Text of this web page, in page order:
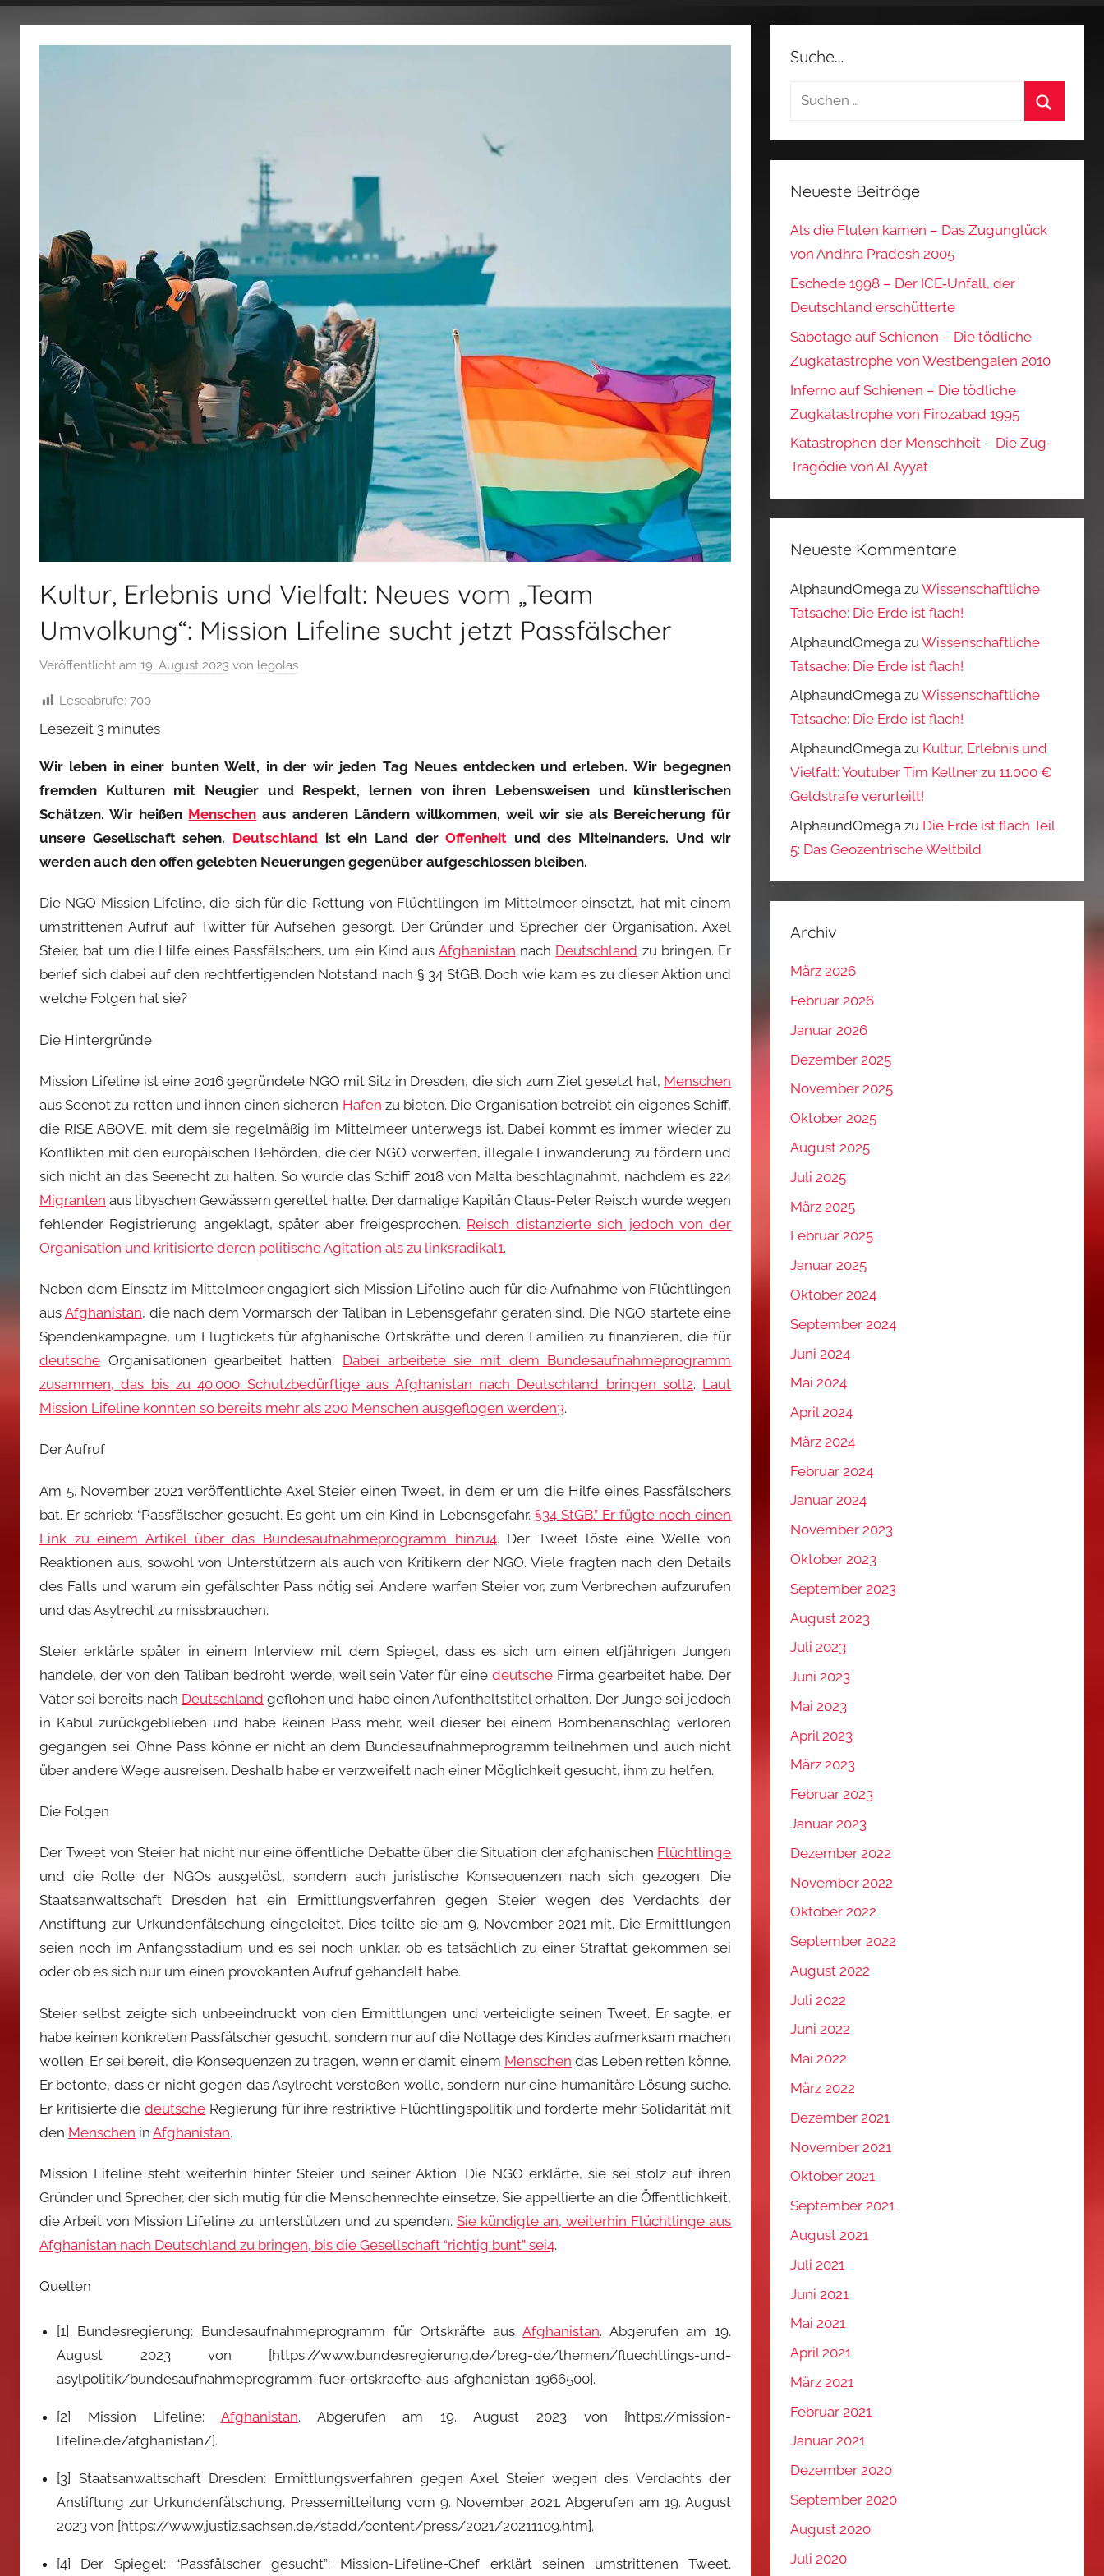
fertig…!
Kultur, Erlebnis und Vielfalt: Neues vom „Team
Umvolkung“: Mission Lifeline sucht jetzt Passfälscher
Veröffentlicht am 19. August 2023 von legolas
Leseabrufe: 700
Lesezeit 3 minutes
Wir leben in einer bunten Welt, in der wir jeden Tag Neues entdecken und erleben. Wir begegnen
fremden Kulturen mit Neugier und Respekt, lernen von ihren Lebensweisen und künstlerischen
Schätzen. Wir heißen Menschen aus anderen Ländern willkommen, weil wir sie als Bereicherung für
unsere Gesellschaft sehen. Deutschlandist ein Land derOffenheit und des Miteinanders. Und wir
werden auch den offen gelebten Neuerungen gegenüber aufgeschlossen bleiben.
Die NGO Mission Lifeline, die sich für die Rettung von Flüchtlingen im Mittelmeer einsetzt, hat mit einem
umstrittenen Aufruf auf Twitter für Aufsehen gesorgt. Der Gründer und Sprecher der Organisation, Axel
Steier, bat um die Hilfe eines Passfälschers, um ein Kind aus Afghanistan nach Deutschland zu bringen. Er
berief sich dabei auf den rechtfertigenden Notstand nach § 34 StGB. Doch wie kam es zu dieser Aktion und
welche Folgen hat sie?
Die Hintergründe
Mission Lifeline ist eine 2016 gegründete NGO mit Sitz in Dresden, die sich zum Ziel gesetzt hat, Menschen
aus Seenot zu retten und ihnen einen sicheren Hafen zu bieten. Die Organisation betreibt ein eigenes Schiff,
die RISE ABOVE, mit dem sie regelmäßig im Mittelmeer unterwegs ist. Dabei kommt es immer wieder zu
Konflikten mit den europäischen Behörden, die der NGO vorwerfen, illegale Einwanderung zu fördern und
sich nicht an das Seerecht zu halten. So wurde das Schiff 2018 von Malta beschlagnahmt, nachdem es 224
Migranten aus libyschen Gewässern gerettet hatte. Der damalige Kapitän Claus-Peter Reisch wurde wegen
fehlender Registrierung angeklagt, später aber freigesprochen. Reisch distanzierte sich jedoch von der
Organisation und kritisierte deren politische Agitation als zu linksradikal1.
Neben dem Einsatz im Mittelmeer engagiert sich Mission Lifeline auch für die Aufnahme von Flüchtlingen
aus Afghanistan, die nach dem Vormarsch der Taliban in Lebensgefahr geraten sind. Die NGO startete eine
Spendenkampagne, um Flugtickets für afghanische Ortskräfte und deren Familien zu finanzieren, die für
deutsche Organisationen gearbeitet hatten. Dabei arbeitete sie mit dem Bundesaufnahmeprogramm
zusammen, das bis zu 40.000 Schutzbedürftige aus Afghanistan nach Deutschland bringen soll2. Laut
Mission Lifeline konnten so bereits mehr als 200 Menschen ausgeflogen werden3.
Der Aufruf
Am 5. November 2021 veröffentlichte Axel Steier einen Tweet, in dem er um die Hilfe eines Passfälschers
bat. Er schrieb: “Passfälscher gesucht. Es geht um ein Kind in Lebensgefahr. §34 StGB.” Er fügte noch einen
Link zu einem Artikel über das Bundesaufnahmeprogramm hinzu4. Der Tweet löste eine Welle von
Reaktionen aus, sowohl von Unterstützern als auch von Kritikern der NGO. Viele fragten nach den Details
des Falls und warum ein gefälschter Pass nötig sei. Andere warfen Steier vor, zum Verbrechen aufzurufen
und das Asylrecht zu missbrauchen.
Steier erklärte später in einem Interview mit dem Spiegel, dass es sich um einen elfjährigen Jungen
handele, der von den Taliban bedroht werde, weil sein Vater für einedeutsche Firma gearbeitet habe. Der
Vater sei bereits nach Deutschland geflohen und habe einen Aufenthaltstitel erhalten. Der Junge sei jedoch
in Kabul zurückgeblieben und habe keinen Pass mehr, weil dieser bei einem Bombenanschlag verloren
gegangen sei. Ohne Pass könne er nicht an dem Bundesaufnahmeprogramm teilnehmen und auch nicht
über andere Wege ausreisen. Deshalb habe er verzweifelt nach einer Möglichkeit gesucht, ihm zu helfen.
Die Folgen
Der Tweet von Steier hat nicht nur eine öffentliche Debatte über die Situation der afghanischen Flüchtlinge
und die Rolle der NGOs ausgelöst, sondern auch juristische Konsequenzen nach sich gezogen. Die
Staatsanwaltschaft Dresden hat ein Ermittlungsverfahren gegen Steier wegen des Verdachts der
Anstiftung zur Urkundenfälschung eingeleitet. Dies teilte sie am 9. November 2021 mit. Die Ermittlungen
seien noch im Anfangsstadium und es sei noch unklar, ob es tatsächlich zu einer Straftat gekommen sei
oder ob es sich nur um einen provokanten Aufruf gehandelt habe.
Steier selbst zeigte sich unbeeindruckt von den Ermittlungen und verteidigte seinen Tweet. Er sagte, er
habe keinen konkreten Passfälscher gesucht, sondern nur auf die Notlage des Kindes aufmerksam machen
wollen. Er sei bereit, die Konsequenzen zu tragen, wenn er damit einem Menschen das Leben retten könne.
Er betonte, dass er nicht gegen das Asylrecht verstoßen wolle, sondern nur eine humanitäre Lösung suche.
Er kritisierte diedeutsche Regierung für ihre restriktive Flüchtlingspolitik und forderte mehr Solidarität mit
den Menschen in Afghanistan.
Mission Lifeline steht weiterhin hinter Steier und seiner Aktion. Die NGO erklärte, sie sei stolz auf ihren
Gründer und Sprecher, der sich mutig für die Menschenrechte einsetze. Sie appellierte an die Öffentlichkeit,
die Arbeit von Mission Lifeline zu unterstützen und zu spenden. Sie kündigte an, weiterhin Flüchtlinge aus
Afghanistan nach Deutschland zu bringen, bis die Gesellschaft “richtig bunt” sei4.
Quellen
[1] Bundesregierung: Bundesaufnahmeprogramm für Ortskräfte aus Afghanistan. Abgerufen am 19.
August 2023 von [https://www.bundesregierung.de/breg-de/themen/fluechtlings-und-
asylpolitik/bundesaufnahmeprogramm-fuer-ortskraefte-aus-afghanistan-1966500].
[2] Mission Lifeline: Afghanistan. Abgerufen am 19. August 2023 von [https://mission-
lifeline.de/afghanistan/].
[3] Staatsanwaltschaft Dresden: Ermittlungsverfahren gegen Axel Steier wegen des Verdachts der
Anstiftung zur Urkundenfälschung. Pressemitteilung vom 9. November 2021. Abgerufen am 19. August
2023 von [https://www.justiz.sachsen.de/stadd/content/press/2021/20211109.htm].
[4] Der Spiegel: “Passfälscher gesucht”: Mission-Lifeline-Chef erklärt seinen umstrittenen Tweet.
Suche…
Suchen
Neueste Beiträge
Als die Fluten kamen – Das Zugunglück
von Andhra Pradesh 2005
Eschede 1998 – Der ICE‑Unfall, der
Deutschland erschütterte
Sabotage auf Schienen – Die tödliche
Zugkatastrophe von Westbengalen 2010
Inferno auf Schienen – Die tödliche
Zugkatastrophe von Firozabad 1995
Katastrophen der Menschheit – Die Zug-
Tragödie von Al Ayyat
Neueste Kommentare
AlphaundOmega zuWissenschaftliche
Tatsache: Die Erde ist flach!
AlphaundOmega zuWissenschaftliche
Tatsache: Die Erde ist flach!
AlphaundOmega zuWissenschaftliche
Tatsache: Die Erde ist flach!
AlphaundOmega zu Kultur, Erlebnis und
Vielfalt: Youtuber Tim Kellner zu 11.000 €
Geldstrafe verurteilt!
AlphaundOmega zu Die Erde ist flach Teil
5: Das Geozentrische Weltbild
Archiv
März 2026
Februar 2026
Januar 2026
Dezember 2025
November 2025
Oktober 2025
August 2025
Juli 2025
März 2025
Februar 2025
Januar 2025
Oktober 2024
September 2024
Juni 2024
Mai 2024
April 2024
März 2024
Februar 2024
Januar 2024
November 2023
Oktober 2023
September 2023
August 2023
Juli 2023
Juni 2023
Mai 2023
April 2023
März 2023
Februar 2023
Januar 2023
Dezember 2022
November 2022
Oktober 2022
September 2022
August 2022
Juli 2022
Juni 2022
Mai 2022
März 2022
Dezember 2021
November 2021
Oktober 2021
September 2021
August 2021
Juli 2021
Juni 2021
Mai 2021
April 2021
März 2021
Februar 2021
Januar 2021
Dezember 2020
September 2020
August 2020
Juli 2020